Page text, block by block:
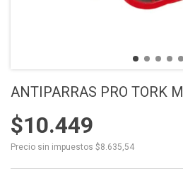
ANTIPARRAS PRO TORK
$10.449
Precio sin impuestos $8.635,54